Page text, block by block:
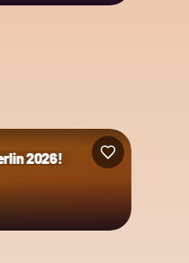
2026!